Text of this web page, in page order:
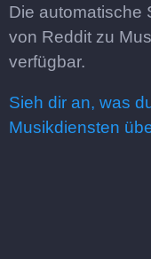
Die automatische
von Reddit zu
verfügbar.
Sieh dir an, was
Musikdiensten